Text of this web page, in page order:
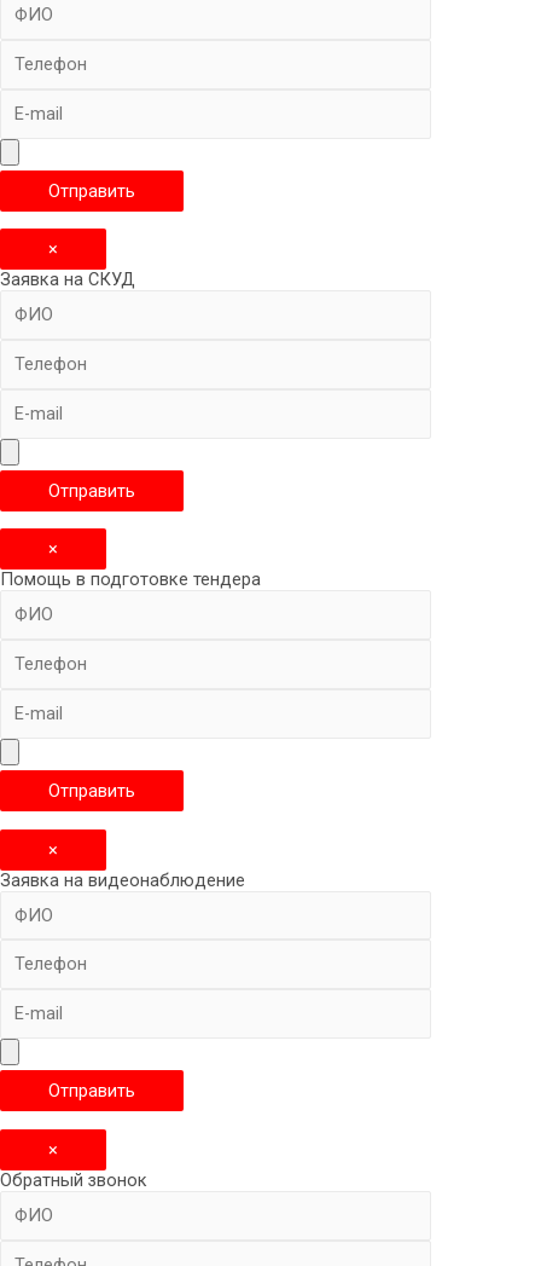
×
Заявка на СКУД
×
Помощь в подготовке тендера
×
Заявка на видеонаблюдение
×
Обратный звонок